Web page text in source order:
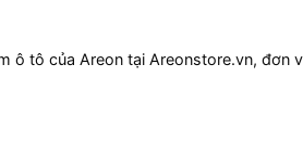
ô tô của Areon tại Areonstore.vn, đơn